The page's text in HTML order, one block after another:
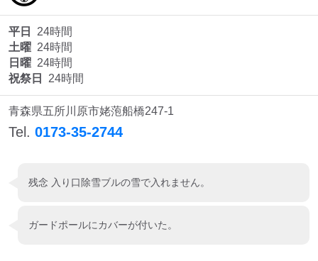
平日
24時間
土曜 24時間
日曜 24時間
祝祭日
24時間
青森県五所川原市姥萢船橋247-1
Tel. 0173-35-2744
残念 入り口除雪ブルの雪で入れません。
ガードポールにカバーが付いた。